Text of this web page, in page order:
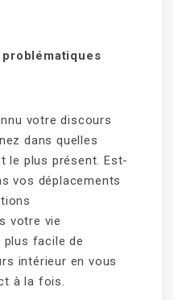
votre discours
dans quelles
le plus présent. Est-
vos déplacements
votre vie
plus facile de
intérieur en vous
à la fois.